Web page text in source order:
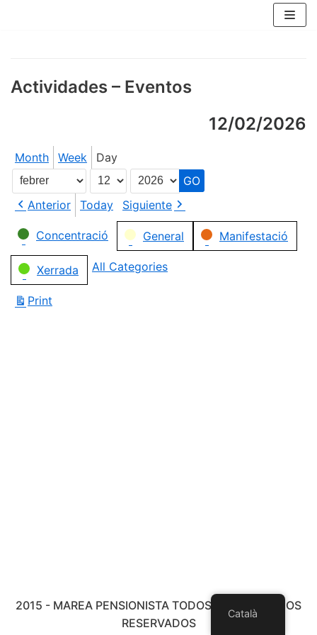
Actividades – Eventos
12/02/2026
Month Week Day
Month
Day
Year
Anterior
Today
Siguiente
Categories
Concentració General Manifestació
Xerrada All Categories
Print
2015 - MAREA PENSIONISTA TODOS LOS DERECHOS
RESERVADOS
Català